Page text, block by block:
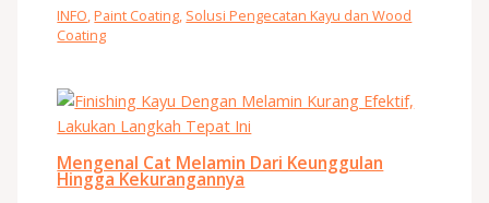
INFO,Paint Coating, Solusi Pengecatan Kayu dan Wood
Coating
Mengenal Cat Melamin Dari Keunggulan
Hingga Kekurangannya